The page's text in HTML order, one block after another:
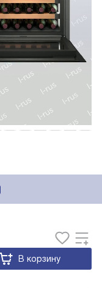
В корзину